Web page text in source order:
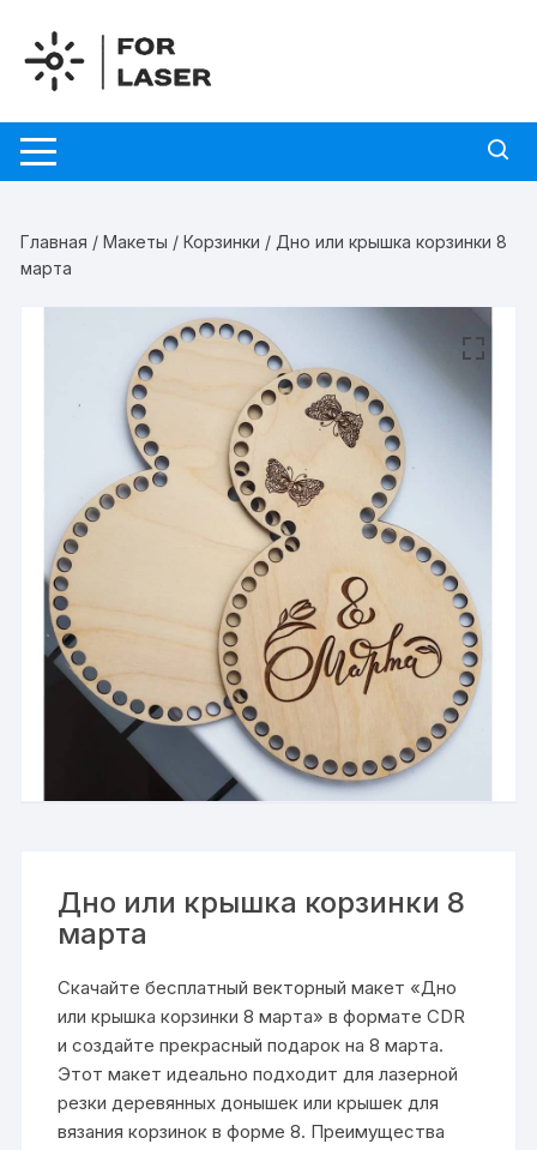
содержимому
Главная /Макеты /Корзинки / Дно или крышка корзинки 8
марта
Дно или крышка корзинки 8
марта
Скачайте бесплатный векторный макет «Дно
или крышка корзинки 8 марта» в формате CDR
и создайте прекрасный подарок на 8 марта.
Этот макет идеально подходит для лазерной
резки деревянных донышек или крышек для
вязания корзинок в форме 8. Преимущества